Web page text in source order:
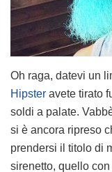
Oh raga, datevi un
Hipster avete tirato
soldi a palate.
si è ancora ripreso
prendersi il titolo di
sirenetto, quello